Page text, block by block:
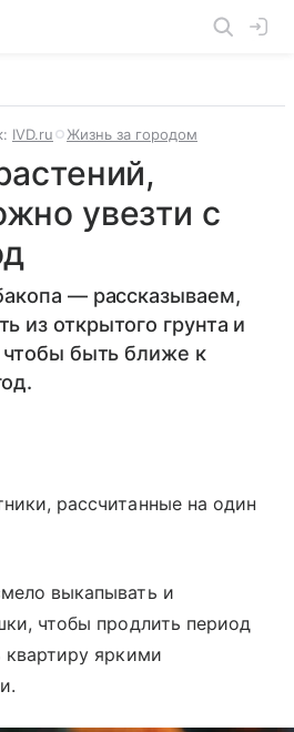
IVD.ru Жизнь за городом
увезти с
— рассказываем,
из открытого грунта и
чтобы быть ближе к
рассчитанные на один
выкапывать и
чтобы продлить период
квартиру яркими